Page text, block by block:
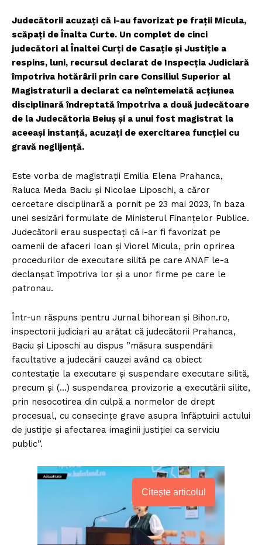
Judecătorii acuzați că i-au favorizat pe frații Micula,
scăpați de Înalta Curte. Un complet de cinci
judecători al Înaltei Curți de Casație și Justiție a
respins, luni, recursul declarat de Inspecția Judiciară
împotriva hotărârii prin care Consiliul Superior al
Magistraturii a declarat ca neîntemeiată acțiunea
disciplinară îndreptată împotriva a două judecătoare
de la Judecătoria Beiuș și a unui fost magistrat la
aceeași instanță, acuzați de exercitarea funcției cu
gravă neglijență.
Este vorba de magistrații Emilia Elena Prahanca,
Raluca Meda Baciu și Nicolae Liposchi, a căror
cercetare disciplinară a pornit pe 23 mai 2023, în baza
unei sesizări formulate de Ministerul Finanțelor Publice.
Judecătorii erau suspectați că i-ar fi favorizat pe
oamenii de afaceri Ioan și Viorel Micula, prin oprirea
procedurilor de executare silită pe care ANAF le-a
declanșat împotriva lor și a unor firme pe care le
patronau.
Într-un răspuns pentru Jurnal bihorean și Bihon.ro,
inspectorii judiciari au arătat că judecătorii Prahanca,
Baciu și Liposchi au dispus ”măsura suspendării
facultative a judecării cauzei având ca obiect
contestație la executare și suspendare executare silită,
precum și (…) suspendarea provizorie a executării silite,
prin nesocotirea din culpă a normelor de drept
procesual, cu consecințe grave asupra înfăptuirii actului
de justiție și afectarea imaginii justiției ca serviciu
public”.
Citește articolul